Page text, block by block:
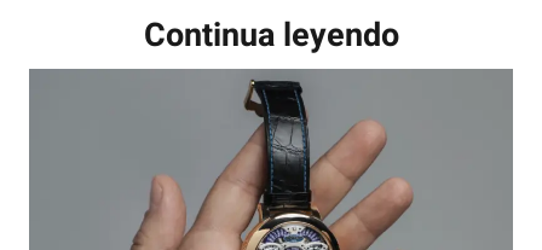
Continua leyendo